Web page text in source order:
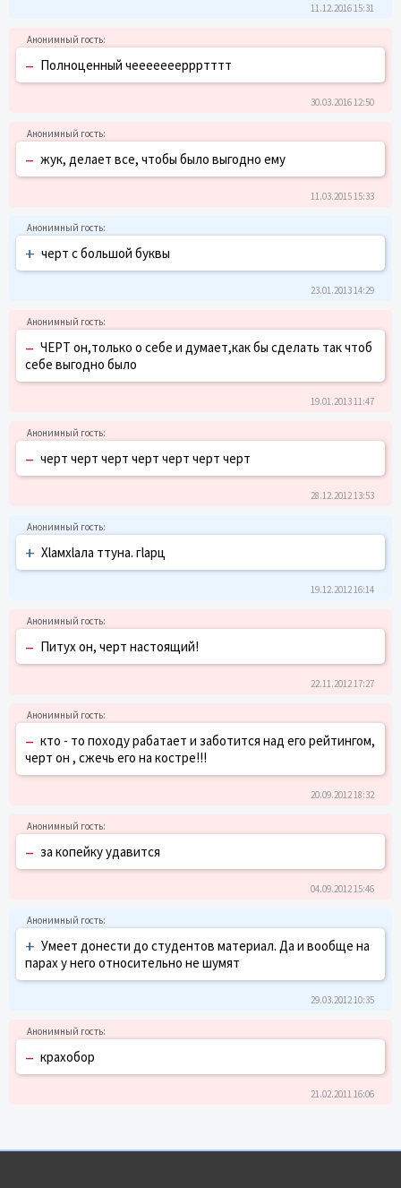
11.12.2016 15:31
– Полноценный чеееееееррртттт
30.03.2016 12:50
– жук, делает все, чтобы было выгодно ему
11.03.2015 15:33
+ черт с большой буквы
23.01.2013 14:29
– ЧЕРТ он,только о себе и думает,как бы сделать так чтоб
себе выгодно было
19.01.2013 11:47
– черт черт черт черт черт черт черт
28.12.2012 13:53
+ Хlамхlала ттуна. гlарц
19.12.2012 16:14
– Питух он, черт настоящий!
22.11.2012 17:27
– кто - то походу рабатает и заботится над его рейтингом,
черт он , сжечь его на костре!!!
20.09.2012 18:32
– за копейку удавится
04.09.2012 15:46
+ Умеет донести до студентов материал. Да и вообще на
парах у него относительно не шумят
29.03.2012 10:35
– крахобор
21.02.2011 16:06